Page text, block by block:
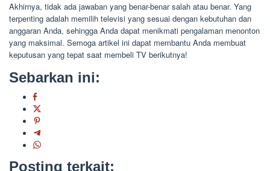
Akhirnya, tidak ada jawaban yang benar-benar salah atau benar. Yang
terpenting adalah memilih televisi yang sesuai dengan kebutuhan dan
anggaran Anda, sehingga Anda dapat menikmati pengalaman menonton
yang maksimal. Semoga artikel ini dapat membantu Anda membuat
keputusan yang tepat saat membeli TV berikutnya!
Sebarkan ini:
Posting terkait: